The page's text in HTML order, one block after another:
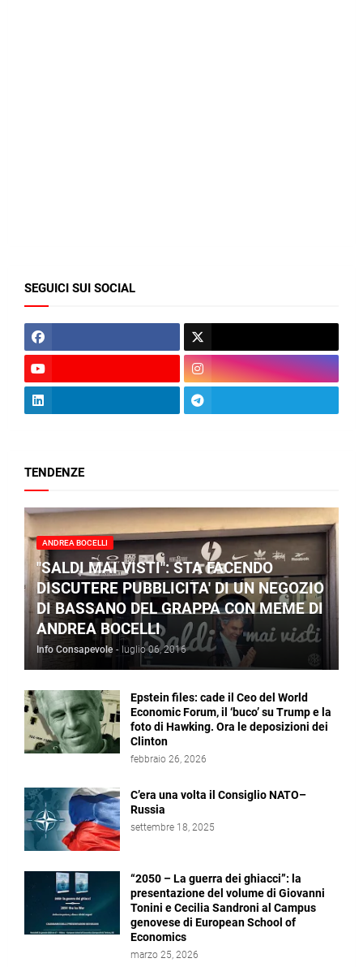
SEGUICI SUI SOCIAL
TENDENZE
ANDREA BOCELLI
"SALDI MAI VISTI": STA FACENDO
DISCUTERE PUBBLICITA' DI UN NEGOZIO
DI BASSANO DEL GRAPPA CON MEME DI
ANDREA BOCELLI
Info Consapevole - luglio 06, 2016
Epstein files: cade il Ceo del World
Economic Forum, il ‘buco’ su Trump e la
foto di Hawking. Ora le deposizioni dei
Clinton
febbraio 26, 2026
C’era una volta il Consiglio NATO–
Russia
settembre 18, 2025
“2050 – La guerra dei ghiacci”: la
presentazione del volume di Giovanni
Tonini e Cecilia Sandroni al Campus
genovese di European School of
Economics
marzo 25, 2026